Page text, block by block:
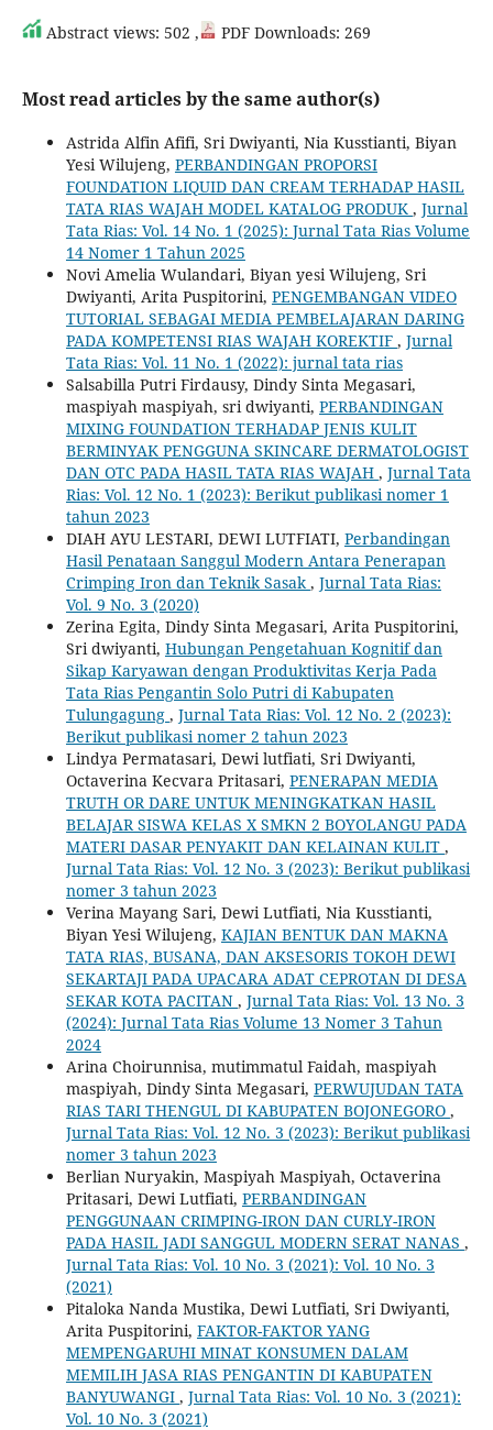
Abstract views: 502 , PDF Downloads: 269
Most read articles by the same author(s)
Astrida Alfin Afifi, Sri Dwiyanti, Nia Kusstianti, Biyan
Yesi Wilujeng, PERBANDINGAN PROPORSI
FOUNDATION LIQUID DAN CREAM TERHADAP HASIL
TATA RIAS WAJAH MODEL KATALOG PRODUK , Jurnal
Tata Rias: Vol. 14 No. 1 (2025): Jurnal Tata Rias Volume
14 Nomer 1 Tahun 2025
Novi Amelia Wulandari, Biyan yesi Wilujeng, Sri
Dwiyanti, Arita Puspitorini, PENGEMBANGAN VIDEO
TUTORIAL SEBAGAI MEDIA PEMBELAJARAN DARING
PADA KOMPETENSI RIAS WAJAH KOREKTIF , Jurnal
Tata Rias: Vol. 11 No. 1 (2022): jurnal tata rias
Salsabilla Putri Firdausy, Dindy Sinta Megasari,
maspiyah maspiyah, sri dwiyanti, PERBANDINGAN
MIXING FOUNDATION TERHADAP JENIS KULIT
BERMINYAK PENGGUNA SKINCARE DERMATOLOGIST
DAN OTC PADA HASIL TATA RIAS WAJAH , Jurnal Tata
Rias: Vol. 12 No. 1 (2023): Berikut publikasi nomer 1
tahun 2023
DIAH AYU LESTARI, DEWI LUTFIATI, Perbandingan
Hasil Penataan Sanggul Modern Antara Penerapan
Crimping Iron dan Teknik Sasak , Jurnal Tata Rias:
Vol. 9 No. 3 (2020)
Zerina Egita, Dindy Sinta Megasari, Arita Puspitorini,
Sri dwiyanti, Hubungan Pengetahuan Kognitif dan
Sikap Karyawan dengan Produktivitas Kerja Pada
Tata Rias Pengantin Solo Putri di Kabupaten
Tulungagung , Jurnal Tata Rias: Vol. 12 No. 2 (2023):
Berikut publikasi nomer 2 tahun 2023
Lindya Permatasari, Dewi lutfiati, Sri Dwiyanti,
Octaverina Kecvara Pritasari, PENERAPAN MEDIA
TRUTH OR DARE UNTUK MENINGKATKAN HASIL
BELAJAR SISWA KELAS X SMKN 2 BOYOLANGU PADA
MATERI DASAR PENYAKIT DAN KELAINAN KULIT ,
Jurnal Tata Rias: Vol. 12 No. 3 (2023): Berikut publikasi
nomer 3 tahun 2023
Verina Mayang Sari, Dewi Lutfiati, Nia Kusstianti,
Biyan Yesi Wilujeng, KAJIAN BENTUK DAN MAKNA
TATA RIAS, BUSANA, DAN AKSESORIS TOKOH DEWI
SEKARTAJI PADA UPACARA ADAT CEPROTAN DI DESA
SEKAR KOTA PACITAN , Jurnal Tata Rias: Vol. 13 No. 3
(2024): Jurnal Tata Rias Volume 13 Nomer 3 Tahun
2024
Arina Choirunnisa, mutimmatul Faidah, maspiyah
maspiyah, Dindy Sinta Megasari, PERWUJUDAN TATA
RIAS TARI THENGUL DI KABUPATEN BOJONEGORO ,
Jurnal Tata Rias: Vol. 12 No. 3 (2023): Berikut publikasi
nomer 3 tahun 2023
Berlian Nuryakin, Maspiyah Maspiyah, Octaverina
Pritasari, Dewi Lutfiati, PERBANDINGAN
PENGGUNAAN CRIMPING-IRON DAN CURLY-IRON
PADA HASIL JADI SANGGUL MODERN SERAT NANAS ,
Jurnal Tata Rias: Vol. 10 No. 3 (2021): Vol. 10 No. 3
(2021)
Pitaloka Nanda Mustika, Dewi Lutfiati, Sri Dwiyanti,
Arita Puspitorini, FAKTOR-FAKTOR YANG
MEMPENGARUHI MINAT KONSUMEN DALAM
MEMILIH JASA RIAS PENGANTIN DI KABUPATEN
BANYUWANGI , Jurnal Tata Rias: Vol. 10 No. 3 (2021):
Vol. 10 No. 3 (2021)